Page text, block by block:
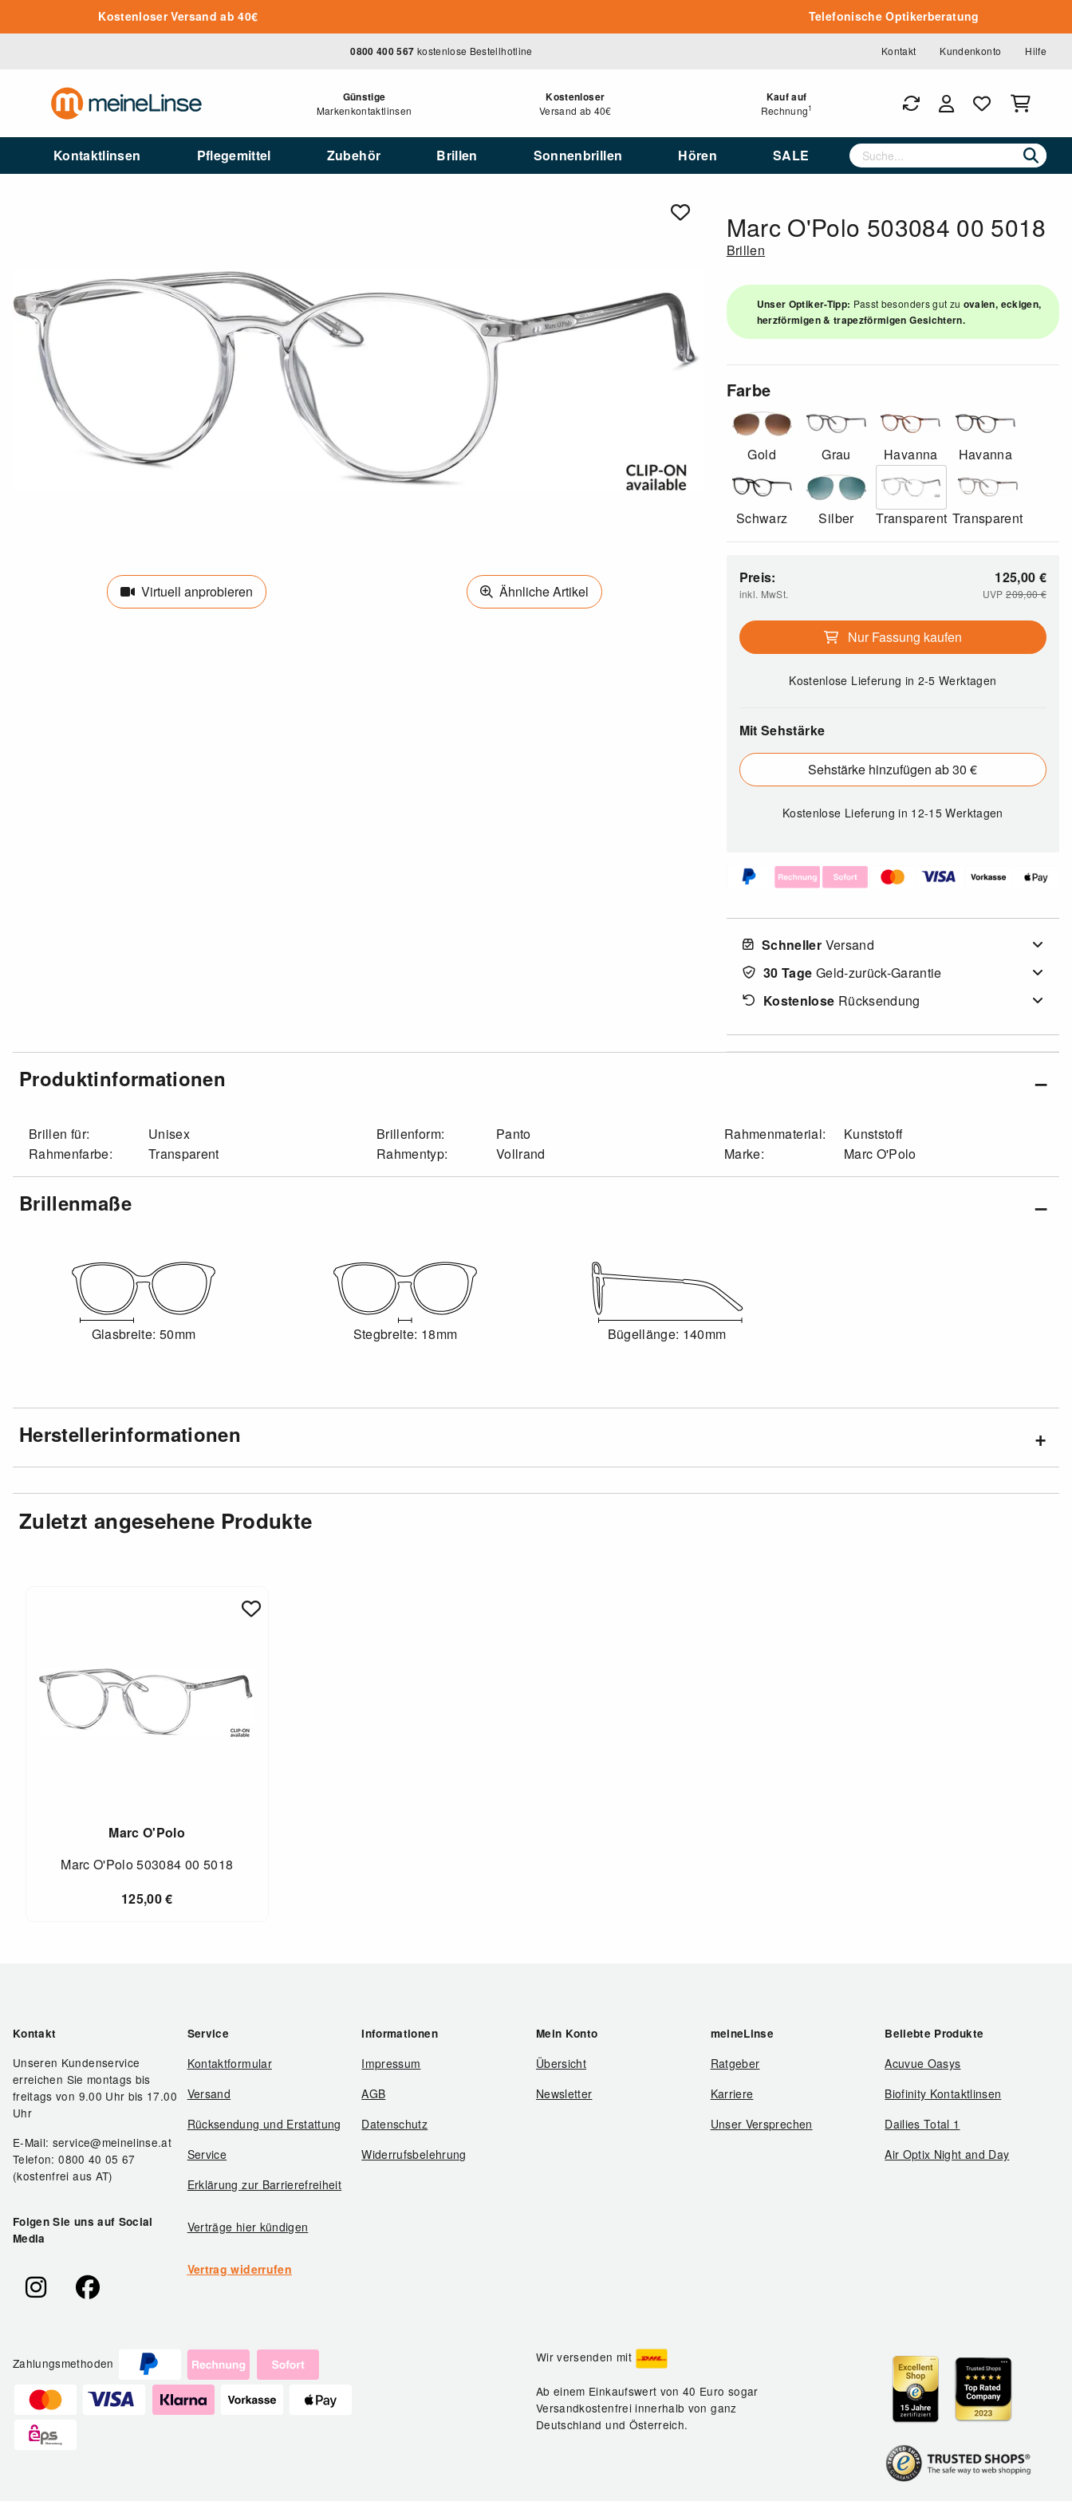
Zum Hauptinhalt springenKostenloser Versand ab 40€ Telefonische Optikerberatung
0800 400 567 kostenlose Bestellhotline Kontakt Kundenkonto Hilfe
Günstige
Markenkontaktlinsen
Kostenloser
Versand ab 40€
Kauf auf
Rechnung1
Kontaktlinsen Pflegemittel Zubehör Brillen Sonnenbrillen Hören SALE
Virtuell anprobieren Ähnliche Artikel
Marc O'Polo 503084 00 5018
Brillen
Unser Optiker-Tipp: Passt besonders gut zu ovalen, eckigen,
herzförmigen & trapezförmigen Gesichtern.
Farbe
Gold Grau Havanna Havanna
Schwarz Silber Transparent Transparent
Preis:
inkl. MwSt.
125,00 €
UVP209,00€
Nur Fassung kaufen
Kostenlose Lieferung in 2-5 Werktagen
Mit Sehstärke
Sehstärke hinzufügen ab 30 €
Kostenlose Lieferungin 12-15 Werktagen
Schneller Versand
30 Tage Geld-zurück-Garantie
Kostenlose Rücksendung
Produktinformationen
Brillen für:
Unisex
Rahmenfarbe:
Transparent
Brillenform:
Panto
Rahmentyp:
Vollrand
Rahmenmaterial:
Kunststoff
Marke:
Marc O'Polo
Brillenmaße
Glasbreite: 50mm Stegbreite: 18mm Bügellänge: 140mm
Herstellerinformationen
Zuletzt angesehene Produkte
Marc O'Polo
Marc O'Polo 503084 00 5018
125,00€
Kontakt
Unseren Kundenservice
erreichen Sie montags bis
freitags von 9.00 Uhr bis 17.00
Uhr
E-Mail: service@meinelinse.at
Telefon: 0800 40 05 67
(kostenfrei aus AT)
Folgen Sie uns auf Social
Media
Service
Kontaktformular
Versand
Rücksendung und Erstattung
Service
Erklärung zur Barrierefreiheit
Verträge hier kündigen
Vertrag widerrufen
Informationen
Impressum
AGB
Datenschutz
Widerrufsbelehrung
Mein Konto
Übersicht
Newsletter
meineLinse
Ratgeber
Karriere
Unser Versprechen
Beliebte Produkte
Acuvue Oasys
Biofinity Kontaktlinsen
Dailies Total 1
Air Optix Night and Day
Zahlungsmethoden Wir versenden mit
Ab einem Einkaufswert von 40 Euro sogar
Versandkostenfrei innerhalb von ganz
Deutschland und Österreich.